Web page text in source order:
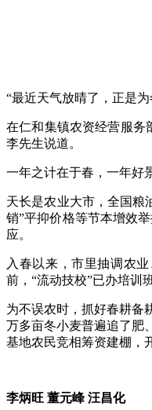
“最近天气放晴了，正是
在仁和集镇农资经营服务
李先生说道。
一年之计在于春，一年好
天长是农业大市，全国粮
销”平抑价格等节本增效
应。
入春以来，市里抽调农
前，“流动技校”已办培训
为不误农时，抓好春耕备
万多亩冬小麦普遍追了肥
基地农民竞相筹资建棚，
李炳旺 董元峰 汪昌化